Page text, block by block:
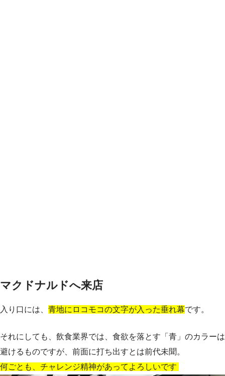
マクドナルドへ来店
入り口には、 青地にロコモコの文字が入った垂れ幕です。
それにしても、飲食業界では、食欲を落とす「青」のカラーは
避けるものですが、前面に打ち出すとは前代未聞。
何ごとも、チャレンジ精神があってよろしいです